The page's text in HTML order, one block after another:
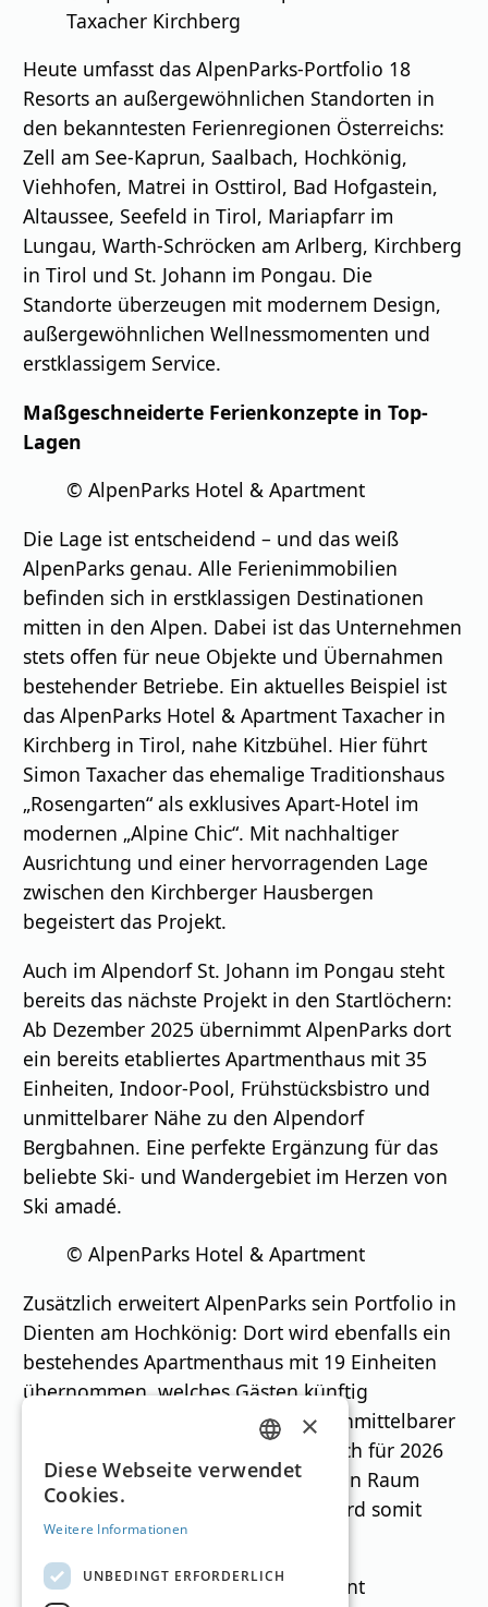
Taxacher Kirchberg
Heute umfasst das AlpenParks-Portfolio 18
Resorts an außergewöhnlichen Standorten in
den bekanntesten Ferienregionen Österreichs:
Zell am See-Kaprun, Saalbach, Hochkönig,
Viehhofen, Matrei in Osttirol, Bad Hofgastein,
Altaussee, Seefeld in Tirol, Mariapfarr im
Lungau, Warth-Schröcken am Arlberg, Kirchberg
in Tirol und St. Johann im Pongau. Die
Standorte überzeugen mit modernem Design,
außergewöhnlichen Wellnessmomenten und
erstklassigem Service.
Maßgeschneiderte Ferienkonzepte in Top-
Lagen
© AlpenParks Hotel & Apartment
Die Lage ist entscheidend – und das weiß
AlpenParks genau. Alle Ferienimmobilien
befinden sich in erstklassigen Destinationen
mitten in den Alpen. Dabei ist das Unternehmen
stets offen für neue Objekte und Übernahmen
bestehender Betriebe. Ein aktuelles Beispiel ist
das AlpenParks Hotel & Apartment Taxacher in
Kirchberg in Tirol, nahe Kitzbühel. Hier führt
Simon Taxacher das ehemalige Traditionshaus
„Rosengarten“ als exklusives Apart-Hotel im
modernen „Alpine Chic“. Mit nachhaltiger
Ausrichtung und einer hervorragenden Lage
zwischen den Kirchberger Hausbergen
begeistert das Projekt.
Auch im Alpendorf St. Johann im Pongau steht
bereits das nächste Projekt in den Startlöchern:
Ab Dezember 2025 übernimmt AlpenParks dort
ein bereits etabliertes Apartmenthaus mit 35
Einheiten, Indoor-Pool, Frühstücksbistro und
unmittelbarer Nähe zu den Alpendorf
Bergbahnen. Eine perfekte Ergänzung für das
beliebte Ski- und Wandergebiet im Herzen von
Ski amadé.
© AlpenParks Hotel & Apartment
Zusätzlich erweitert AlpenParks sein Portfolio in
Dienten am Hochkönig: Dort wird ebenfalls ein
bestehendes Apartmenthaus mit 19 Einheiten
übernommen, welches Gästen künftig
hochwertigen alpinen Komfort in unmittelbarer
Nähe zu den Skigebieten bietet. Auch für 2026
sind weitere Übernahmen im alpinen Raum
geplant – die AlpenParks-Familie wird somit
kontinuierlich weiterwachsen.
© AlpenParks Hotel & Apartment
GERMAN
×
Diese Webseite verwendet
Cookies.
Weitere Informationen
UNBEDINGT ERFORDERLICH